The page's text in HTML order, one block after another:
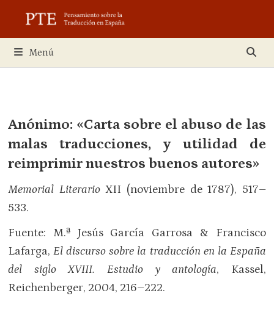
contenido
Menú
Anónimo: «Carta sobre el abuso de las
malas traducciones, y utilidad de
reimprimir nuestros buenos autores»
Memorial LiterarioXII (noviembre de 1787), 517–
533.
Fuente: M.ª Jesús García Garrosa & Francisco
Lafarga,El discurso sobre la traducción en la España
del siglo XVIII. Estudio y antología, Kassel,
Reichenberger, 2004, 216­–222.